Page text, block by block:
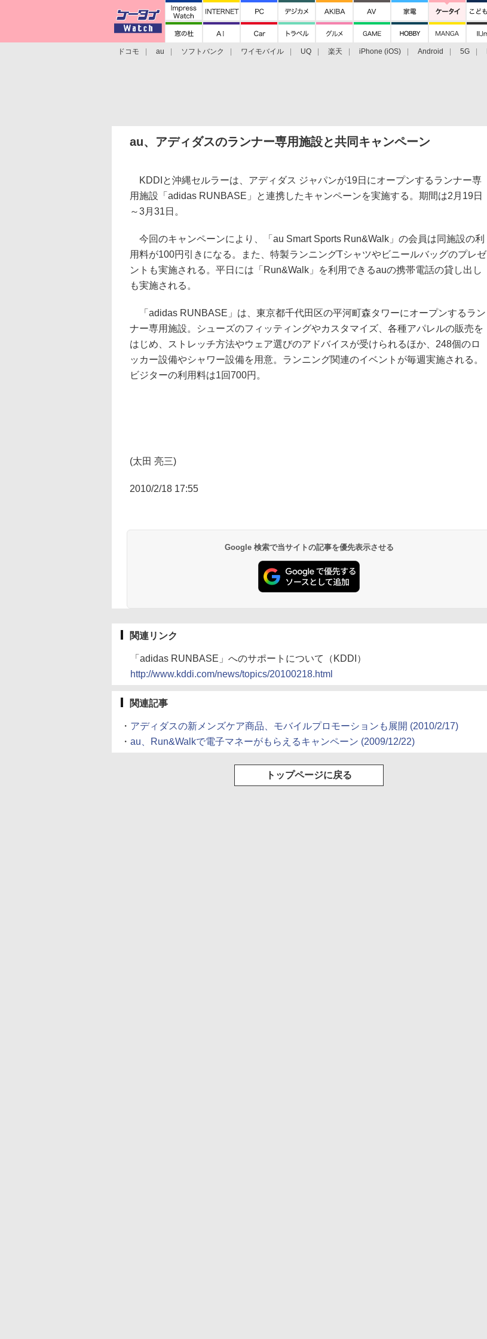
ドコモ au ソフトバンク ワイモバイル UQ 楽天 iPhone (iOS) Android 5G
au、アディダスのランナー専用施設と共同キャンペーン
KDDIと沖縄セルラーは、アディダス ジャパンが19日にオープンするランナー専
用施設「adidas RUNBASE」と連携したキャンペーンを実施する。期間は2月19日
～3月31日。
今回のキャンペーンにより、「au Smart Sports Run&Walk」の会員は同施設の利
用料が100円引きになる。また、特製ランニングTシャツやビニールバッグのプレゼ
ントも実施される。平日には「Run&Walk」を利用できるauの携帯電話の貸し出し
も実施される。
「adidas RUNBASE」は、東京都千代田区の平河町森タワーにオープンするラン
ナー専用施設。シューズのフィッティングやカスタマイズ、各種アパレルの販売を
はじめ、ストレッチ方法やウェア選びのアドバイスが受けられるほか、248個のロ
ッカー設備やシャワー設備を用意。ランニング関連のイベントが毎週実施される。
ビジターの利用料は1回700円。
(太田 亮三)
2010/2/18 17:55
Google 検索で当サイトの記事を優先表示させる
関連リンク
「adidas RUNBASE」へのサポートについて（KDDI）
http://www.kddi.com/news/topics/20100218.html
関連記事
・ アディダスの新メンズケア商品、モバイルプロモーションも展開 (2010/2/17)
・ au、Run&Walkで電子マネーがもらえるキャンペーン (2009/12/22)
トップページに戻る